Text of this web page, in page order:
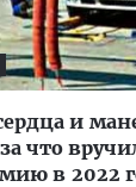
и
что
в 2022